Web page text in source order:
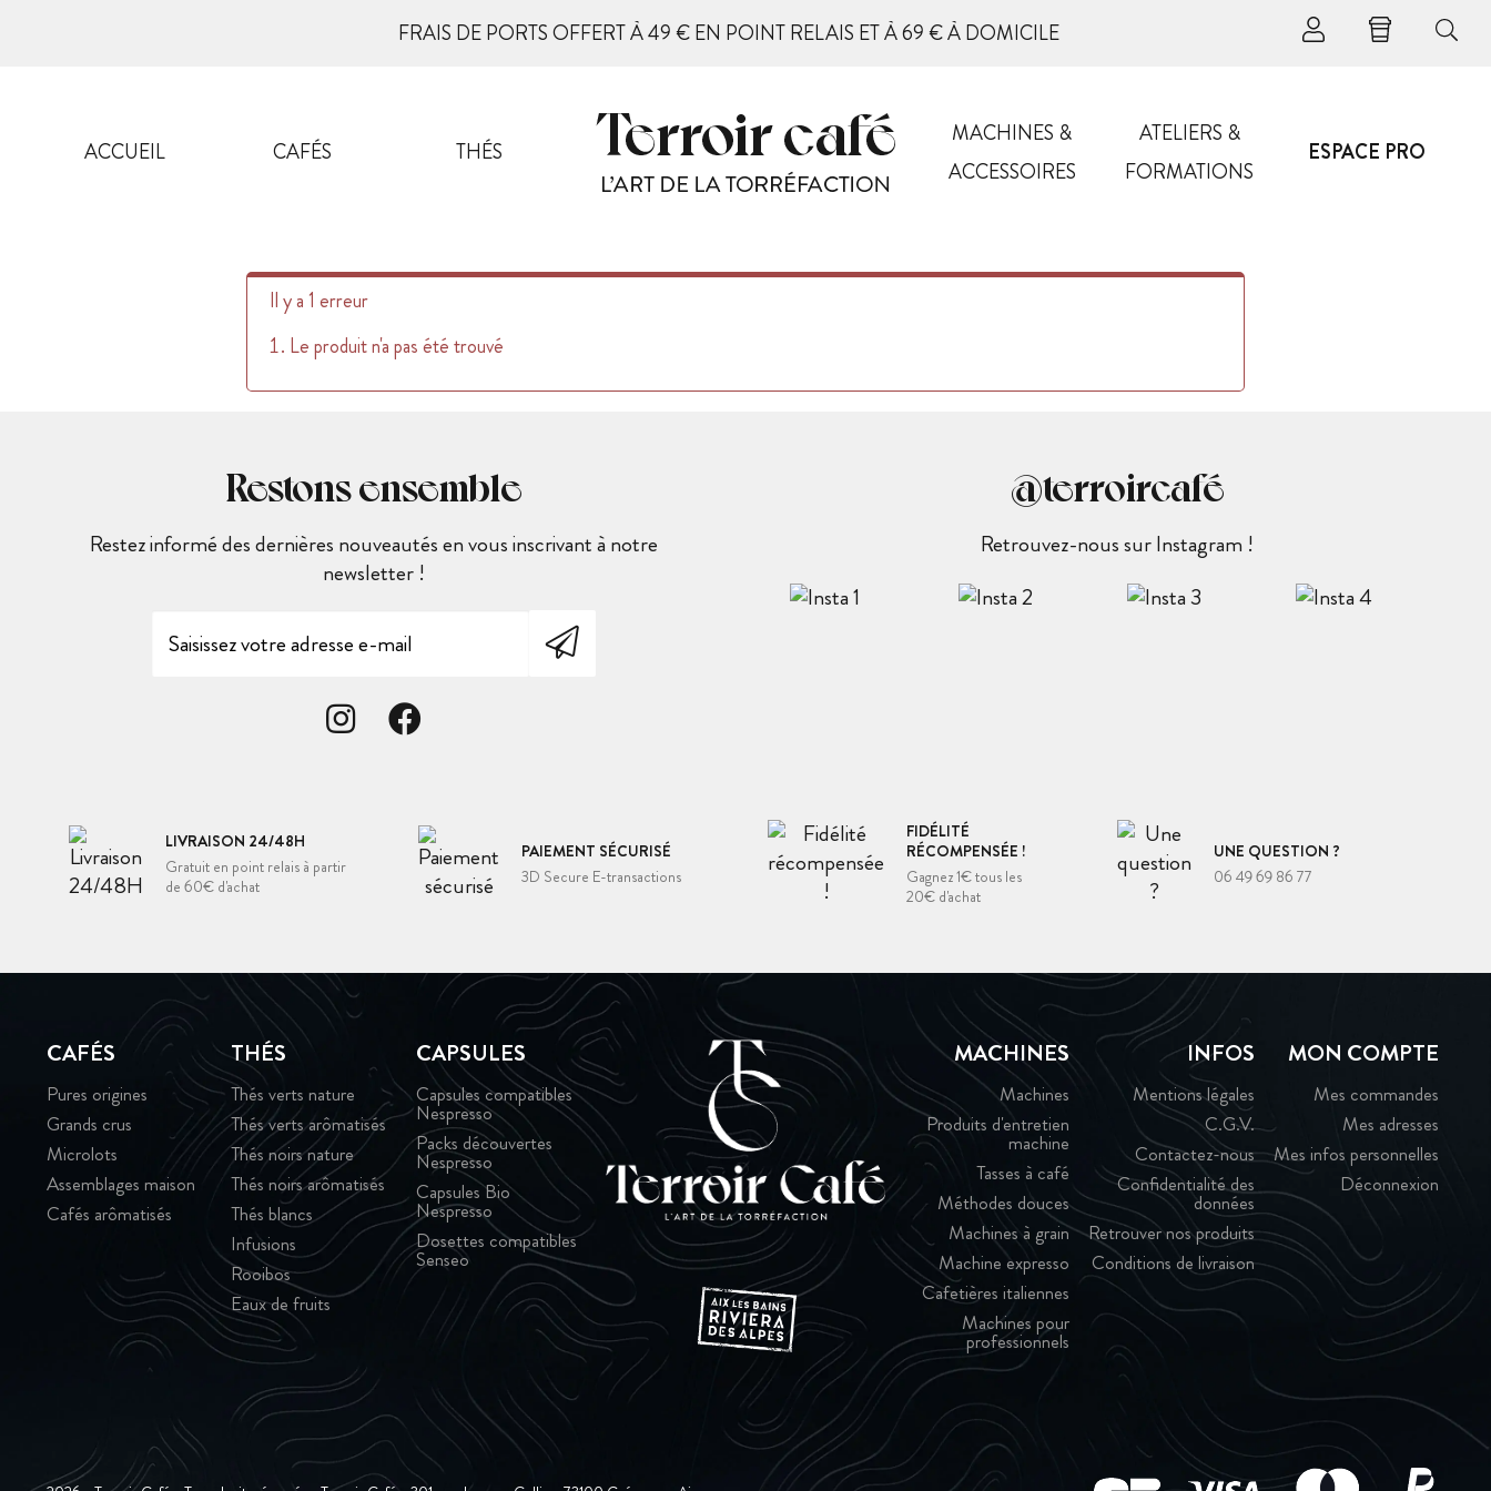
FRAIS DE PORTS OFFERT À 49 € EN POINT RELAIS ET À 69 € À DOMICILE
ACCUEIL CAFÉS THÉS
MACHINES &
ACCESSOIRES
ATELIERS &
FORMATIONS
ESPACE PRO
Il y a 1 erreur
Le produit n'a pas été trouvé
Restons ensemble
Restez informé des dernières nouveautés en vous inscrivant à notre
newsletter !
@terroircafé
Retrouvez-nous sur Instagram !
LIVRAISON 24/48H
Gratuit en point relais à partir
de 60€ d'achat
PAIEMENT SÉCURISÉ
3D Secure E-transactions
FIDÉLITÉ
RÉCOMPENSÉE !
Gagnez 1€ tous les
20€ d'achat
UNE QUESTION ?
06 49 69 86 77
CAFÉS
Pures origines
Grands crus
Microlots
Assemblages maison
Cafés arômatisés
THÉS
Thés verts nature
Thés verts arômatisés
Thés noirs nature
Thés noirs arômatisés
Thés blancs
Infusions
Rooibos
Eaux de fruits
CAPSULES
Capsules compatibles
Nespresso
Packs découvertes
Nespresso
Capsules Bio
Nespresso
Dosettes compatibles
Senseo
MACHINES
Machines
Produits d'entretien
machine
Tasses à café
Méthodes douces
Machines à grain
Machine expresso
Cafetières italiennes
Machines pour
professionnels
INFOS
Mentions légales
C.G.V.
Contactez-nous
Confidentialité des
données
Retrouver nos produits
Conditions de livraison
MON COMPTE
Mes commandes
Mes adresses
Mes infos personnelles
Déconnexion